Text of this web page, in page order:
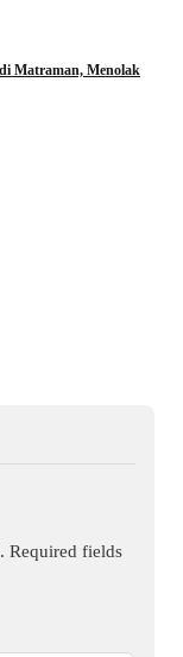
Matraman, Menolak
Required fields